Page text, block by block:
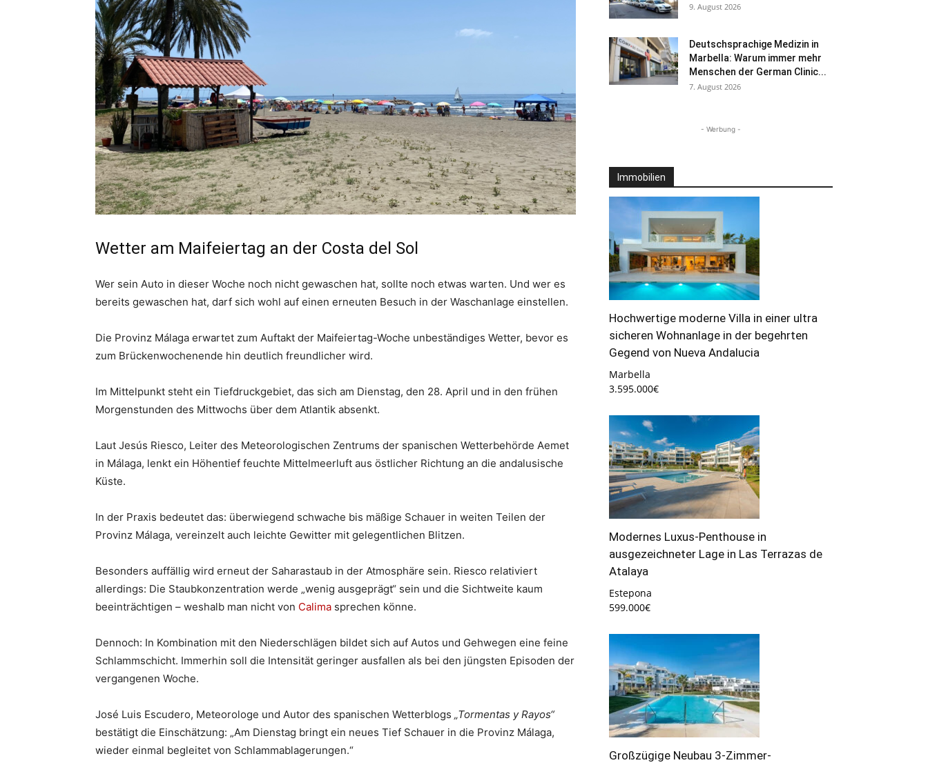
Wetter am Maifeiertag an der Costa del Sol
Wer sein Auto in dieser Woche noch nicht gewaschen hat, sollte noch etwas warten. Und wer es
bereits gewaschen hat, darf sich wohl auf einen erneuten Besuch in der Waschanlage einstellen.
Die Provinz Málaga erwartet zum Auftakt der Maifeiertag-Woche unbeständiges Wetter, bevor es
zum Brückenwochenende hin deutlich freundlicher wird.
Im Mittelpunkt steht ein Tiefdruckgebiet, das sich am Dienstag, den 28. April und in den frühen
Morgenstunden des Mittwochs über dem Atlantik absenkt.
Laut Jesús Riesco, Leiter des Meteorologischen Zentrums der spanischen Wetterbehörde Aemet
in Málaga, lenkt ein Höhentief feuchte Mittelmeerluft aus östlicher Richtung an die andalusische
Küste.
In der Praxis bedeutet das: überwiegend schwache bis mäßige Schauer in weiten Teilen der
Provinz Málaga, vereinzelt auch leichte Gewitter mit gelegentlichen Blitzen.
Besonders auffällig wird erneut der Saharastaub in der Atmosphäre sein. Riesco relativiert
allerdings: Die Staubkonzentration werde „wenig ausgeprägt“ sein und die Sichtweite kaum
beeinträchtigen – weshalb man nicht von Calima sprechen könne.
Dennoch: In Kombination mit den Niederschlägen bildet sich auf Autos und Gehwegen eine feine
Schlammschicht. Immerhin soll die Intensität geringer ausfallen als bei den jüngsten Episoden der
vergangenen Woche.
José Luis Escudero, Meteorologe und Autor des spanischen Wetterblogs „Tormentas y Rayos“
bestätigt die Einschätzung: „Am Dienstag bringt ein neues Tief Schauer in die Provinz Málaga,
wieder einmal begleitet von Schlammablagerungen.“
9. August 2026
Deutschsprachige Medizin in
Marbella: Warum immer mehr
Menschen der German Clinic...
7. August 2026
- Werbung -
Immobilien
Hochwertige moderne Villa in einer ultra
sicheren Wohnanlage in der begehrten
Gegend von Nueva Andalucia
Marbella
3.595.000€
Modernes Luxus-Penthouse in
ausgezeichneter Lage in Las Terrazas de
Atalaya
Estepona
599.000€
Großzügige Neubau 3-Zimmer-